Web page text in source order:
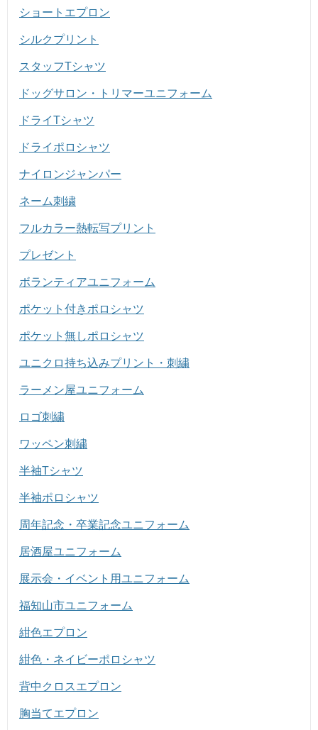
ショートエプロン
シルクプリント
スタッフTシャツ
ドッグサロン・トリマーユニフォーム
ドライTシャツ
ドライポロシャツ
ナイロンジャンパー
ネーム刺繍
フルカラー熱転写プリント
プレゼント
ボランティアユニフォーム
ポケット付きポロシャツ
ポケット無しポロシャツ
ユニクロ持ち込みプリント・刺繍
ラーメン屋ユニフォーム
ロゴ刺繍
ワッペン刺繍
半袖Tシャツ
半袖ポロシャツ
周年記念・卒業記念ユニフォーム
居酒屋ユニフォーム
展示会・イベント用ユニフォーム
福知山市ユニフォーム
紺色エプロン
紺色・ネイビーポロシャツ
背中クロスエプロン
胸当てエプロン